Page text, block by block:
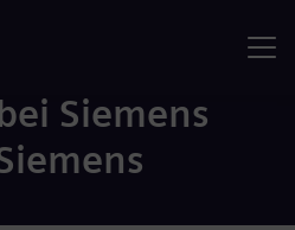
Siemens